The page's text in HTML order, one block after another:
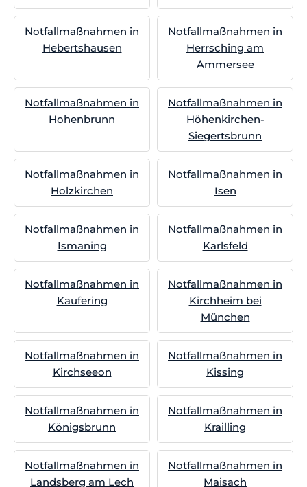
Notfallmaßnahmen in
Hebertshausen
Notfallmaßnahmen in
Herrsching am
Ammersee
Notfallmaßnahmen in
Hohenbrunn
Notfallmaßnahmen in
Höhenkirchen-
Siegertsbrunn
Notfallmaßnahmen in
Holzkirchen
Notfallmaßnahmen in
Isen
Notfallmaßnahmen in
Ismaning
Notfallmaßnahmen in
Karlsfeld
Notfallmaßnahmen in
Kaufering
Notfallmaßnahmen in
Kirchheim bei
München
Notfallmaßnahmen in
Kirchseeon
Notfallmaßnahmen in
Kissing
Notfallmaßnahmen in
Königsbrunn
Notfallmaßnahmen in
Krailling
Notfallmaßnahmen in
Landsberg am Lech
Notfallmaßnahmen in
Maisach